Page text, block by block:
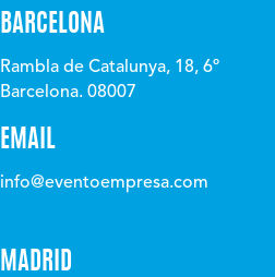
BARCELONA
Rambla de Catalunya, 18, 6º
Barcelona. 08007
EMAIL
info@eventoempresa.com
MADRID